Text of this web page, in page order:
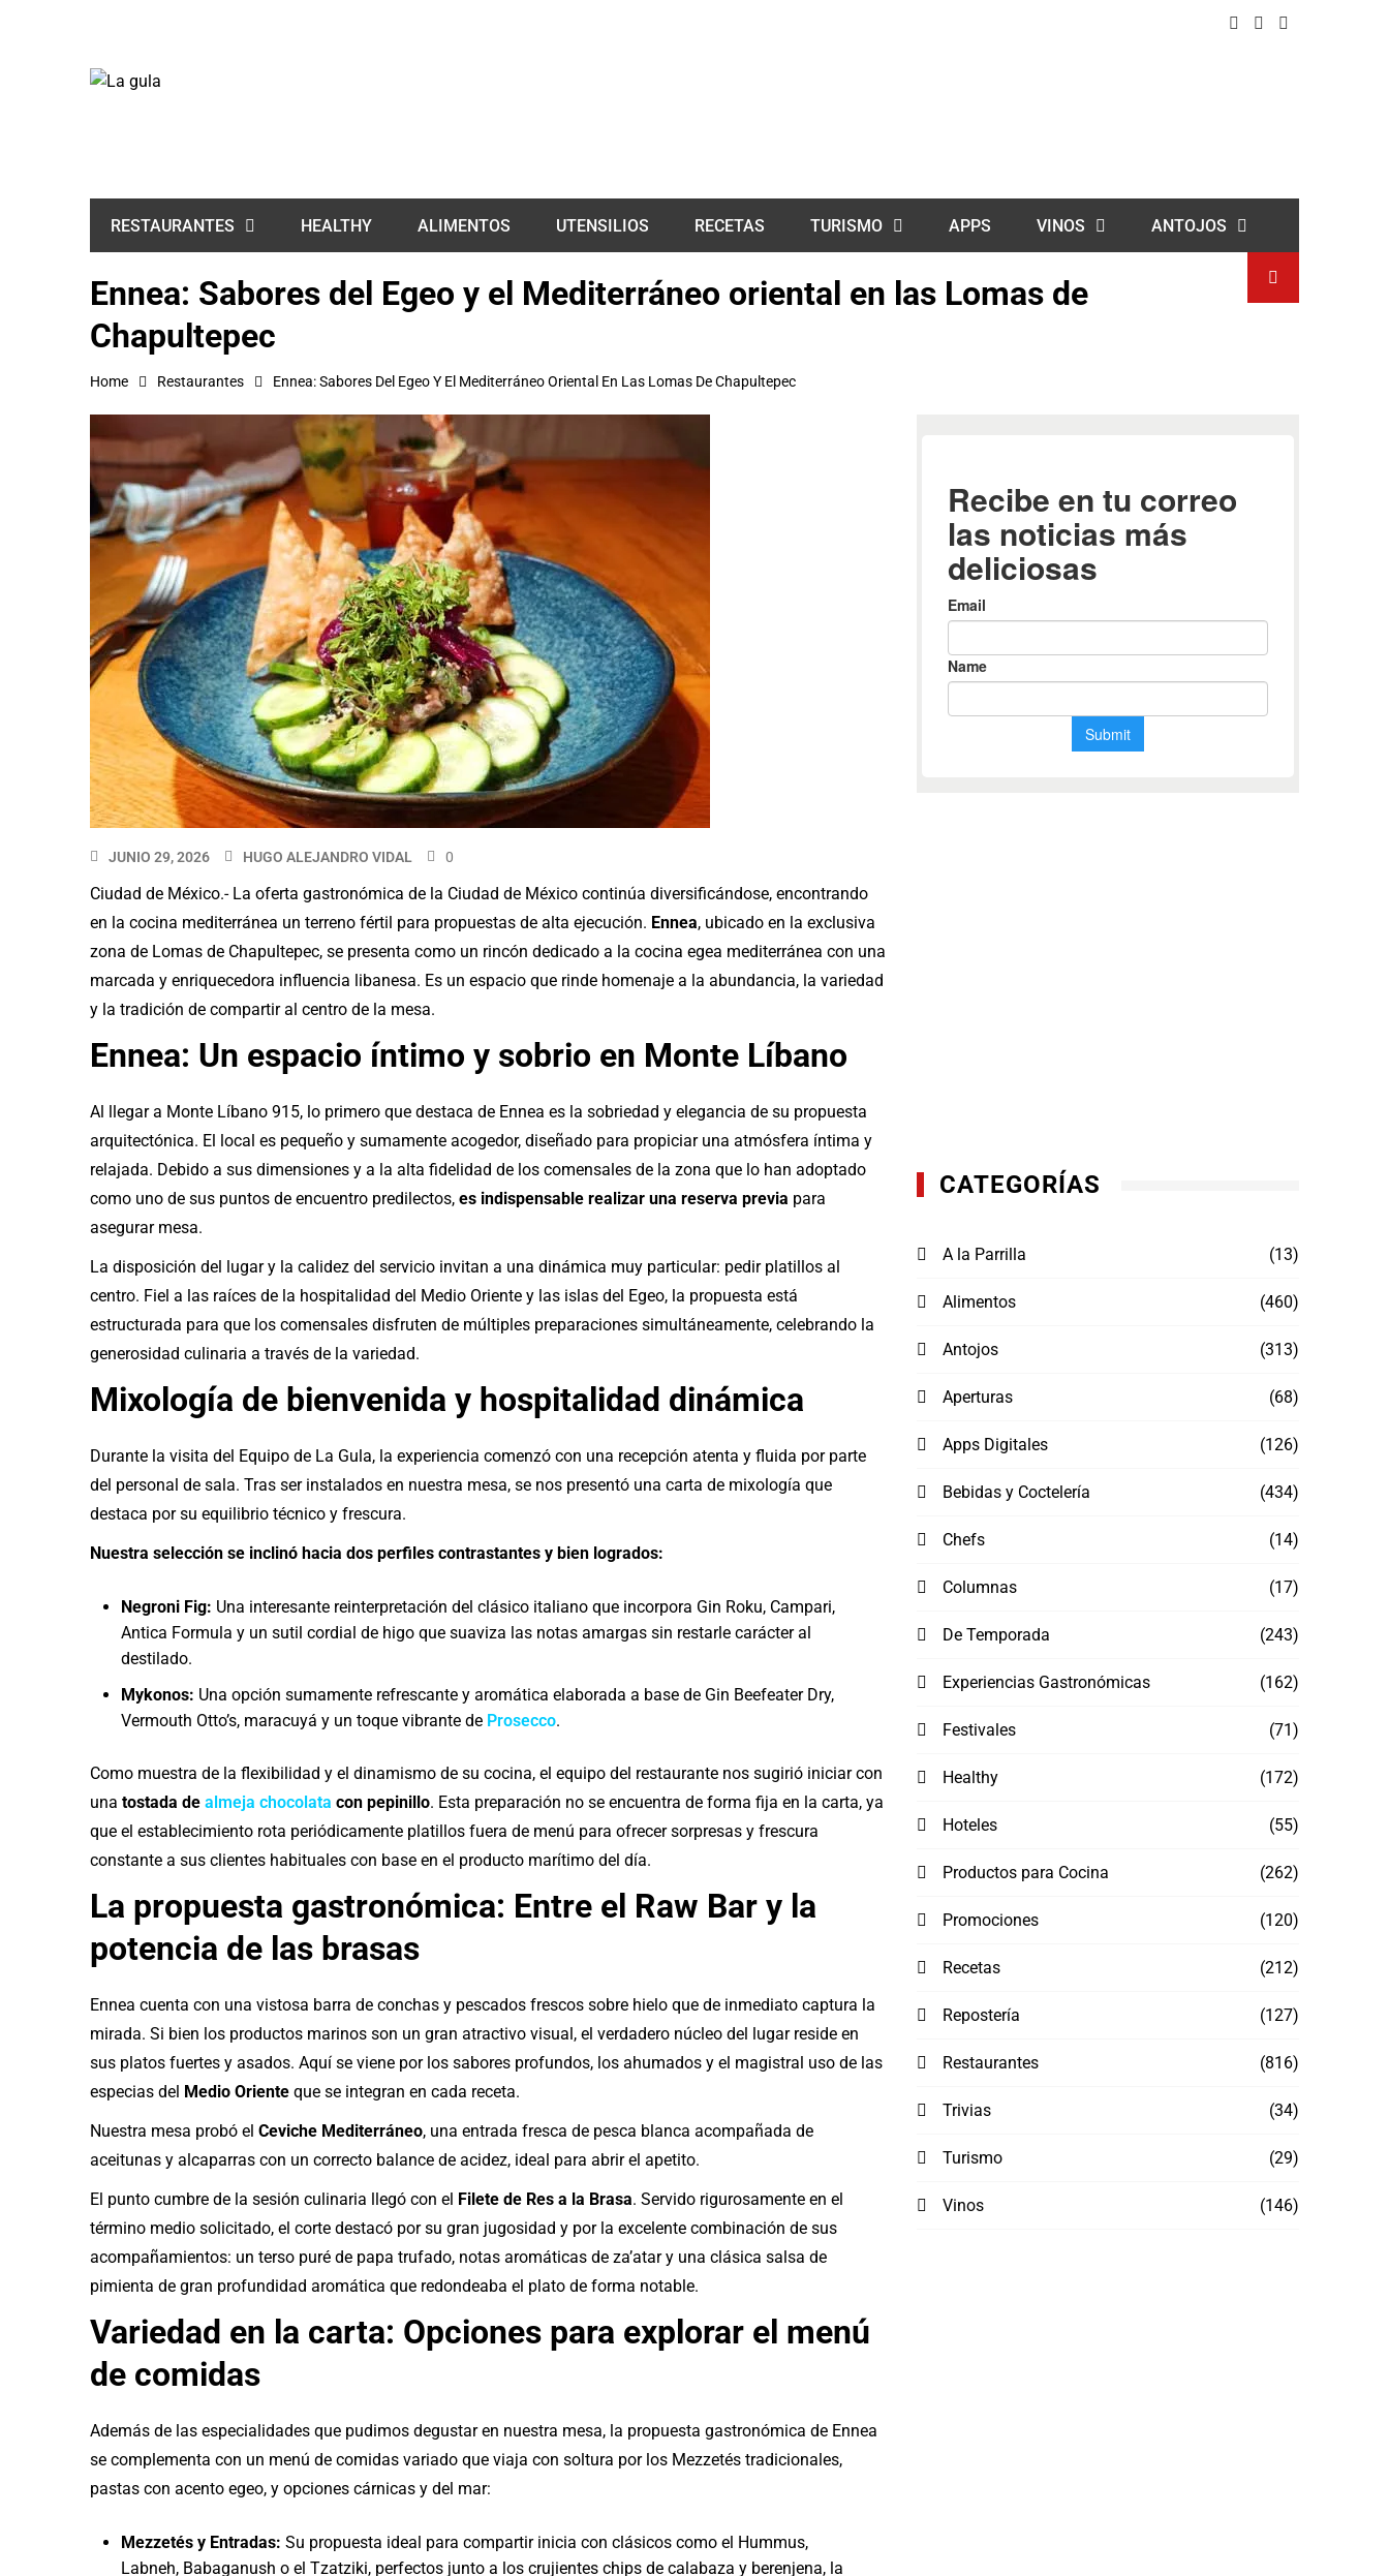
RESTAURANTES HEALTHY ALIMENTOS UTENSILIOS RECETAS TURISMO APPS VINOS ANTOJOS
Ennea: Sabores del Egeo y el Mediterráneo oriental en las Lomas de
Chapultepec
Home Restaurantes Ennea: Sabores Del Egeo Y El Mediterráneo Oriental En Las Lomas De Chapultepec
JUNIO 29, 2026 HUGO ALEJANDRO VIDAL 0
Ciudad de México.- La oferta gastronómica de la Ciudad de México continúa diversificándose, encontrando
en la cocina mediterránea un terreno fértil para propuestas de alta ejecución. Ennea, ubicado en la exclusiva
zona de Lomas de Chapultepec, se presenta como un rincón dedicado a la cocina egea mediterránea con una
marcada y enriquecedora influencia libanesa. Es un espacio que rinde homenaje a la abundancia, la variedad
y la tradición de compartir al centro de la mesa.
Ennea: Un espacio íntimo y sobrio en Monte Líbano
Al llegar a Monte Líbano 915, lo primero que destaca de Ennea es la sobriedad y elegancia de su propuesta
arquitectónica. El local es pequeño y sumamente acogedor, diseñado para propiciar una atmósfera íntima y
relajada. Debido a sus dimensiones y a la alta fidelidad de los comensales de la zona que lo han adoptado
como uno de sus puntos de encuentro predilectos, es indispensable realizar una reserva previa para
asegurar mesa.
La disposición del lugar y la calidez del servicio invitan a una dinámica muy particular: pedir platillos al
centro. Fiel a las raíces de la hospitalidad del Medio Oriente y las islas del Egeo, la propuesta está
estructurada para que los comensales disfruten de múltiples preparaciones simultáneamente, celebrando la
generosidad culinaria a través de la variedad.
Mixología de bienvenida y hospitalidad dinámica
Durante la visita del Equipo de La Gula, la experiencia comenzó con una recepción atenta y fluida por parte
del personal de sala. Tras ser instalados en nuestra mesa, se nos presentó una carta de mixología que
destaca por su equilibrio técnico y frescura.
Nuestra selección se inclinó hacia dos perfiles contrastantes y bien logrados:
Negroni Fig: Una interesante reinterpretación del clásico italiano que incorpora Gin Roku, Campari,
Antica Formula y un sutil cordial de higo que suaviza las notas amargas sin restarle carácter al
destilado.
Mykonos: Una opción sumamente refrescante y aromática elaborada a base de Gin Beefeater Dry,
Vermouth Otto’s, maracuyá y un toque vibrante de Prosecco.
Como muestra de la flexibilidad y el dinamismo de su cocina, el equipo del restaurante nos sugirió iniciar con
una tostada de almeja chocolata con pepinillo. Esta preparación no se encuentra de forma fija en la carta, ya
que el establecimiento rota periódicamente platillos fuera de menú para ofrecer sorpresas y frescura
constante a sus clientes habituales con base en el producto marítimo del día.
La propuesta gastronómica: Entre el Raw Bar y la
potencia de las brasas
Ennea cuenta con una vistosa barra de conchas y pescados frescos sobre hielo que de inmediato captura la
mirada. Si bien los productos marinos son un gran atractivo visual, el verdadero núcleo del lugar reside en
sus platos fuertes y asados. Aquí se viene por los sabores profundos, los ahumados y el magistral uso de las
especias del Medio Oriente que se integran en cada receta.
Nuestra mesa probó el Ceviche Mediterráneo, una entrada fresca de pesca blanca acompañada de
aceitunas y alcaparras con un correcto balance de acidez, ideal para abrir el apetito.
El punto cumbre de la sesión culinaria llegó con el Filete de Res a la Brasa. Servido rigurosamente en el
término medio solicitado, el corte destacó por su gran jugosidad y por la excelente combinación de sus
acompañamientos: un terso puré de papa trufado, notas aromáticas de za’atar y una clásica salsa de
pimienta de gran profundidad aromática que redondeaba el plato de forma notable.
Variedad en la carta: Opciones para explorar el menú
de comidas
Además de las especialidades que pudimos degustar en nuestra mesa, la propuesta gastronómica de Ennea
se complementa con un menú de comidas variado que viaja con soltura por los Mezzetés tradicionales,
pastas con acento egeo, y opciones cárnicas y del mar:
Mezzetés y Entradas: Su propuesta ideal para compartir inicia con clásicos como el Hummus,
Labneh, Babaganush o el Tzatziki, perfectos junto a los crujientes chips de calabaza y berenjena, la
CATEGORÍAS
A la Parrilla (13)
Alimentos (460)
Antojos (313)
Aperturas (68)
Apps Digitales (126)
Bebidas y Coctelería (434)
Chefs (14)
Columnas (17)
De Temporada (243)
Experiencias Gastronómicas (162)
Festivales (71)
Healthy (172)
Hoteles (55)
Productos para Cocina (262)
Promociones (120)
Recetas (212)
Repostería (127)
Restaurantes (816)
Trivias (34)
Turismo (29)
Vinos (146)